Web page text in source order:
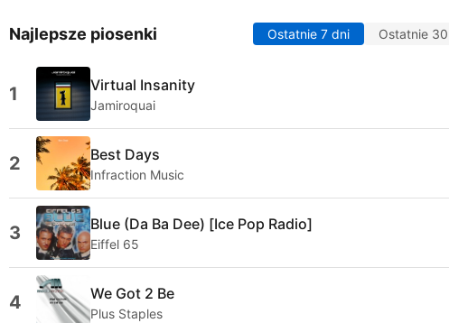
Najlepsze piosenki Ostatnie 7 dni Ostatnie
1 Virtual Insanity
Jamiroquai
2 Best Days
Infraction Music
3 Blue (Da Ba Dee) [Ice Pop Radio]
Eiffel 65
4 We Got 2 Be
Plus Staples